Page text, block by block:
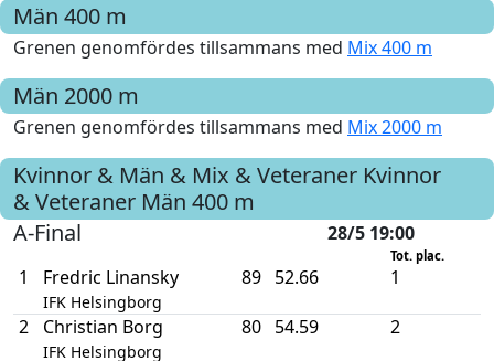
Män 400 m
Grenen genomfördes tillsammans med Mix 400 m
Män 2000 m
Grenen genomfördes tillsammans med Mix 2000 m
Kvinnor & Män & Mix & Veteraner Kvinnor
& Veteraner Män 400 m
A-Final
28/5 19:00
Tot. plac.
1 Fredric Linansky
IFK Helsingborg
89 52.66 1
2 Christian Borg
IFK Helsingborg
80 54.59 2